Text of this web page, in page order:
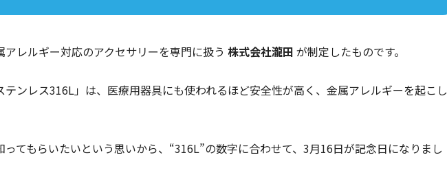
アレルギー対応のアクセサリーを専門に扱う 株式会社瀧田 が制定したものです。
テンレス316L」は、医療用器具にも使われるほど安全性が高く、金属アレルギーを起こし
ってもらいたいという思いから、“316L”の数字に合わせて、3月16日が記念日になりまし